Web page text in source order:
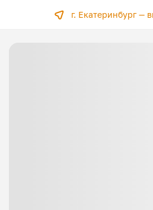
г. Екатеринбург —